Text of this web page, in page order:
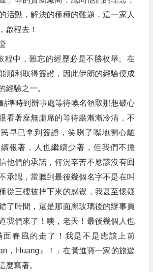
活動，解決的種種的難題，這一家人
啟程去！
程中，難忘的經歷必是不勝枚舉。在
順利取得簽證，因此伊朗的經驗便成
經驗之一。
點準時到辦事處等待喚名領取那想破心
看著座無虛席的等待廳漸漸冷清，不
早已拿到簽證，笑咧了嘴地開心離
報著，人也繼續少著，但我們不擔
他們的承諾，何況辛苦不應該沒有回
承認，當聽到最後幾個名字不是在叫
從三樓被摔下來的感覺，我甚至懷疑
了時間，還是那面黑玻璃後的辦事員
我們來了！噢，老天！最後幾個人也
面春風的走了！我是不是應該上前
，Huang』！」在黃進寶一家的旅遊
麼寫著。